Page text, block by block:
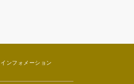
インフォメーション